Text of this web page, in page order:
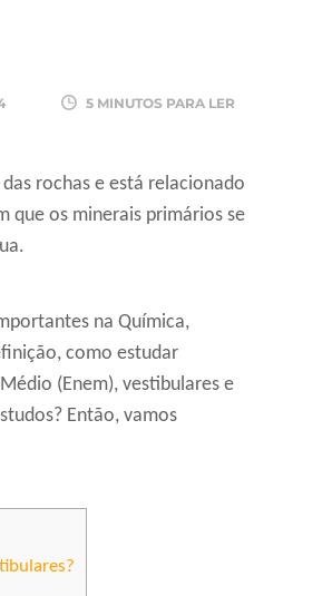
5 MINUTOS PARA LER
rochas e está relacionado
que os minerais primários se
na Química,
como estudar
(Enem), vestibulares e
Então, vamos